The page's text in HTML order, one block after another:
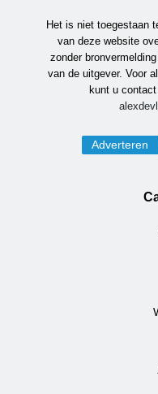
Het is niet toegestaan
van deze website
zonder
van de uitgever. Voor
kunt u
Adverteren